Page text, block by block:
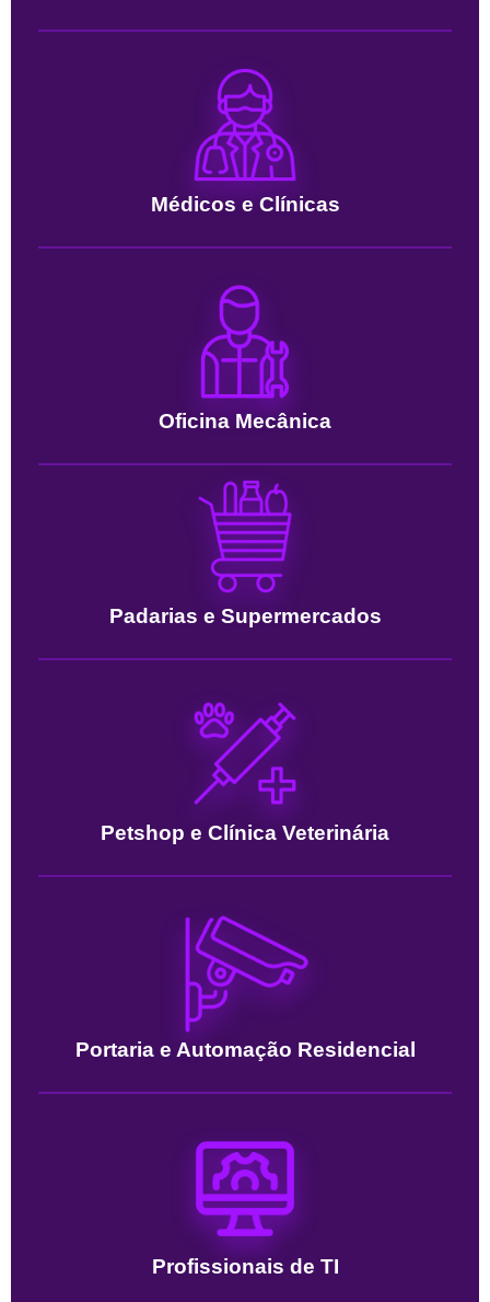
Médicos e Clínicas
Oficina Mecânica
Padarias e Supermercados
Petshop e Clínica Veterinária
Portaria e Automação Residencial
Profissionais de TI